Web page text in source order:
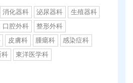
消化器科 泌尿器科
生殖器科
口腔外科
整形外科
皮膚科 腫瘍科
感染症科
科 東洋医学科